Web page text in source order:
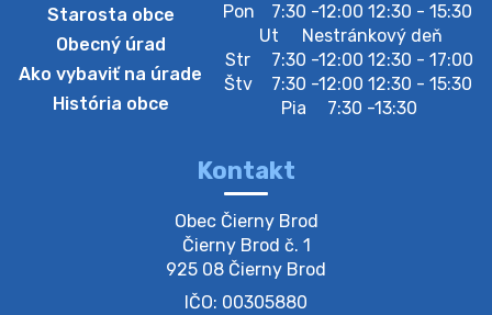
Zberný dvor-Gyűjtőudvar
Oznamujeme obyvateľom, že v stredu 05. augusta
bude zberný dvor zatvorený. Értesítjük a lakosokat,
hogy szerdán augusztus 05-én a gyűjtőudvar zárva
lesz https://ciernybrod.sk?p=214…
Zber separovaného odpadu plastu-
Szeparált műanya…
Oznamujeme obyvateľom, že v stredu 05. augusta
prebehne zber separovaného odpadu plastu. Prosíme
obyvateľov, aby vrecia s odpadom vyložili pred dom už
Starosta obce
Obecný úrad
Ako vybaviť na úrade
História obce
Pon
7:30 -12:00 12:30 - 15:30
Ut
Nestránkový deň
Str
7:30 -12:00 12:30 - 17:00
Štv
7:30 -12:00 12:30 - 15:30
Pia
7:30 -13:30
Kontakt
Obec Čierny Brod
Čierny Brod č. 1
925 08 Čierny Brod
IČO: 00305880